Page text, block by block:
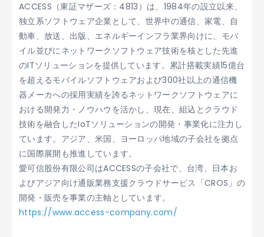
ACCESS（東証マザーズ：4813）は、1984年の設立以来、
独立系ソフトウェア企業として、世界中の通信、家電、自
動車、放送、出版、エネルギーインフラ業界向けに、モバ
イル並びにネットワークソフトウェア技術を核とした先進
のITソリューションを提供しています。累計搭載実績15億台
を超えるモバイルソフトウェアおよび300社以上の通信機
器メーカへの採用実績を誇るネットワークソフトウェアに
おける開発力・ノウハウを活かし、現在、組込とクラウド
技術を融合したIoTソリューションの開発・事業化に注力し
ています。アジア、米国、ヨーロッパ地域の子会社を拠点
に国際展開も推進しています。
愛可信股份有限公司はACCESSの子会社で、台湾、日本お
よびアジア向け通販業務支援クラウドサービス「CROS」の
開発・販売を事業の主軸としています。
https://www.access-company.com/